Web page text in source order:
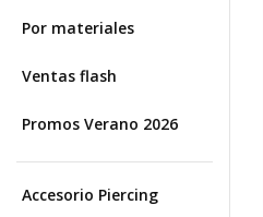
Por materiales
Ventas flash
Promos Verano 2026
Accesorio Piercing